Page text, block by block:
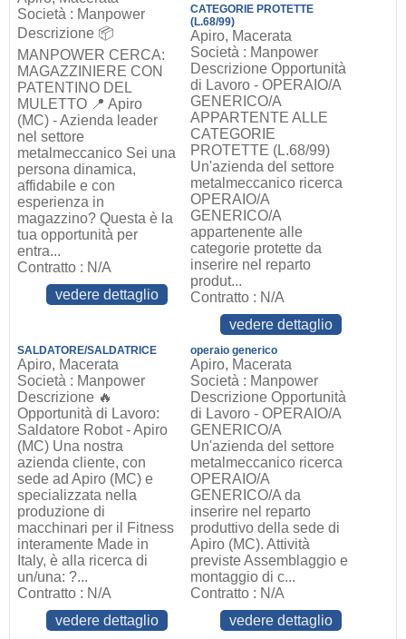
Società : Manpower
Descrizione 📦
MANPOWER CERCA:
MAGAZZINIERE CON
PATENTINO DEL
MULETTO 📍 Apiro
(MC) - Azienda leader
nel settore
metalmeccanico Sei una
persona dinamica,
affidabile e con
esperienza in
magazzino? Questa è la
tua opportunità per
entra...
Contratto : N/A
vedere dettaglio
CATEGORIE PROTETTE
(L.68/99)
Apiro, Macerata
Società : Manpower
Descrizione Opportunità
di Lavoro - OPERAIO/A
GENERICO/A
APPARTENTE ALLE
CATEGORIE
PROTETTE (L.68/99)
Un'azienda del settore
metalmeccanico ricerca
OPERAIO/A
GENERICO/A
appartenente alle
categorie protette da
inserire nel reparto
produt...
Contratto : N/A
vedere dettaglio
SALDATORE/SALDATRICE
Apiro, Macerata
Società : Manpower
Descrizione 🔥
Opportunità di Lavoro:
Saldatore Robot - Apiro
(MC) Una nostra
azienda cliente, con
sede ad Apiro (MC) e
specializzata nella
produzione di
macchinari per il Fitness
interamente Made in
Italy, è alla ricerca di
un/una: ?...
Contratto : N/A
vedere dettaglio
operaio generico
Apiro, Macerata
Società : Manpower
Descrizione Opportunità
di Lavoro - OPERAIO/A
GENERICO/A
Un'azienda del settore
metalmeccanico ricerca
OPERAIO/A
GENERICO/A da
inserire nel reparto
produttivo della sede di
Apiro (MC). Attività
previste Assemblaggio e
montaggio di c...
Contratto : N/A
vedere dettaglio